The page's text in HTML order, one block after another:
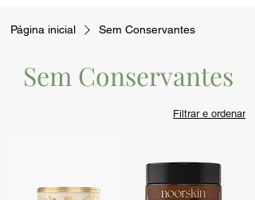
Página inicial Sem Conservantes
Sem Conservantes
Filtrar e ordenar